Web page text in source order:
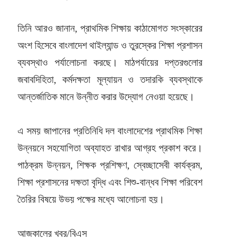
তিনি আরও জানান, প্রাথমিক শিক্ষায় কাঠামোগত সংস্কারের
অংশ হিসেবে বাংলাদেশ থাইল্যান্ড ও তুরস্কের শিক্ষা প্রশাসন
ব্যবস্থাও পর্যালোচনা করছে। মাঠপর্যায়ের দপ্তরগুলোর
জবাবদিহিতা, কর্মদক্ষতা মূল্যায়ন ও তদারকি ব্যবস্থাকে
আন্তর্জাতিক মানে উন্নীত করার উদ্যোগ নেওয়া হয়েছে।
এ সময় জাপানের প্রতিনিধি দল বাংলাদেশের প্রাথমিক শিক্ষা
উন্নয়নে সহযোগিতা অব্যাহত রাখার আগ্রহ প্রকাশ করে।
পাঠক্রম উন্নয়ন, শিক্ষক প্রশিক্ষণ, স্বেচ্ছাসেবী কার্যক্রম,
শিক্ষা প্রশাসনের দক্ষতা বৃদ্ধি এবং শিশু-বান্ধব শিক্ষা পরিবেশ
তৈরির বিষয়ে উভয় পক্ষের মধ্যে আলোচনা হয়।
আজকালের খবর/বিএস